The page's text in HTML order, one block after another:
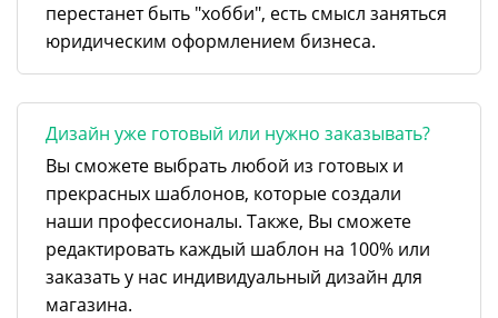
перестанет быть "хобби", есть смысл заняться
юридическим оформлением бизнеса.
Дизайн уже готовый или нужно заказывать?
Вы сможете выбрать любой из готовых и
прекрасных шаблонов, которые создали
наши профессионалы. Также, Вы сможете
редактировать каждый шаблон на 100% или
заказать у нас индивидуальный дизайн для
магазина.